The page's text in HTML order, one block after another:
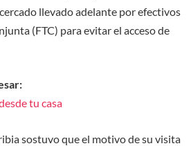
llevado adelante por efectivos
(FTC) para evitar el acceso de
tu casa
sostuvo que el motivo de su visita